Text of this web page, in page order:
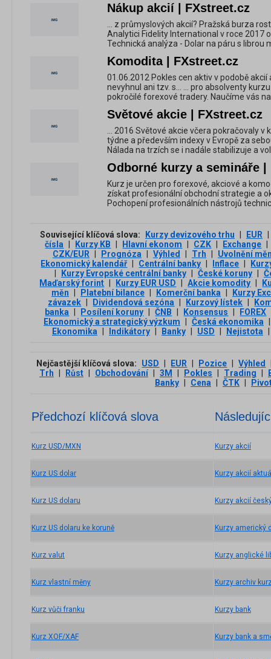
Nákup akcií | FXstreet.cz
... z průmyslových akcií? Pražská burza
Analytici Fidelity International v roce 2017
Technická analýza - Dolar na páru s librou
Komodita | FXstreet.cz
01.06.2012 Pokles cen aktiv v podobě
nevyhnul ani tzv. s... ... pro absolventy
pokročilé forexové tradery. Naučíme vás
Světové akcie | FXstreet.cz
... 2016 Světové akcie včera pokračovaly
týdne a především indexy v Evropě za
Nálada na trzích se i nadále stabilizuje a
Odborné kurzy a semináře |
Kurz je určen pro forexové, akciové a
získat profesionální obchodní strategie a
Pochopení profesionálních nástrojů
Související klíčová slova: Kurzy devizového trhu EUR
čísla
Kurzy KB Hlavní ekonom CZK Exchange
CZK/EUR
Prognóza Výhled Trh
Uvolnění
Ekonomický kalendář
Centrální banky Inflace
Kurzy Evropské centrální banky České koruny
Maďarský forint
Kurzy EUR USD Akcie komodity
měn
Platební bilance Komerční banka
Kurzy
závazek
Dividendová sezóna Kurzový lístek
banka
Posílení koruny ČNB Konsensus
FOREX
Ekonomický a strategický výzkum
Česká ekonomika
Ekonomika
Indikátory Banky USD Nejistota
Nejčastější klíčová slova: USD EUR Pozice Výhled
Trh
Růst Obchodování 3М Pokles Trading
Banky
Cena ČTK
Předchozí klíčová slova
Kurz USD/MXN
Kurz US dolar
Kurz US dolaru
Kurz US dolaru ke koruně
Kurz valut
Kurz vlastní měny
Kurz vůči franku
Kurz XOF/XAF
Kurzy akcií
Kurzy akcií
Kurzy akcií
Kurzy americký
Kurzy anglické
Kurzy archiv
Kurzy bank
Kurzy bank a